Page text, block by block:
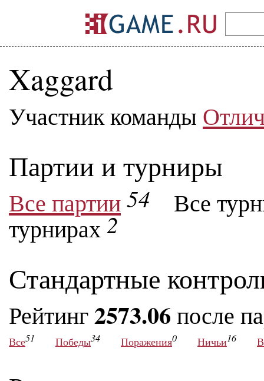
Xaggard
Участник команды
Партии и турниры
Все партии54
Все
турнирах2
Стандартные
Рейтинг2573.06 после
Все51 Победы34 Поражения0 Ничьи16